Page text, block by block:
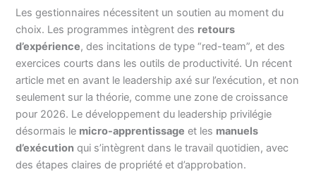
Les gestionnaires nécessitent un soutien au moment du
choix. Les programmes intègrent des retours
d’expérience, des incitations de type “red-team”, et des
exercices courts dans les outils de productivité. Un récent
article met en avant le leadership axé sur l’exécution, et non
seulement sur la théorie, comme une zone de croissance
pour 2026. Le développement du leadership privilégie
désormais le micro-apprentissage et les manuels
d’exécution qui s’intègrent dans le travail quotidien, avec
des étapes claires de propriété et d’approbation.